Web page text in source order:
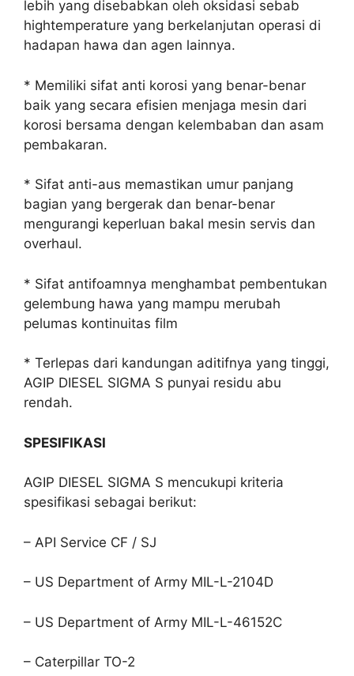
lebih yang disebabkan oleh oksidasi sebab
hightemperature yang berkelanjutan operasi di
hadapan hawa dan agen lainnya.
* Memiliki sifat anti korosi yang benar-benar
baik yang secara efisien menjaga mesin dari
korosi bersama dengan kelembaban dan asam
pembakaran.
* Sifat anti-aus memastikan umur panjang
bagian yang bergerak dan benar-benar
mengurangi keperluan bakal mesin servis dan
overhaul.
* Sifat antifoamnya menghambat pembentukan
gelembung hawa yang mampu merubah
pelumas kontinuitas film
* Terlepas dari kandungan aditifnya yang tinggi,
AGIP DIESEL SIGMA S punyai residu abu
rendah.
SPESIFIKASI
AGIP DIESEL SIGMA S mencukupi kriteria
spesifikasi sebagai berikut:
– API Service CF / SJ
– US Department of Army MIL-L-2104D
– US Department of Army MIL-L-46152C
– Caterpillar TO-2